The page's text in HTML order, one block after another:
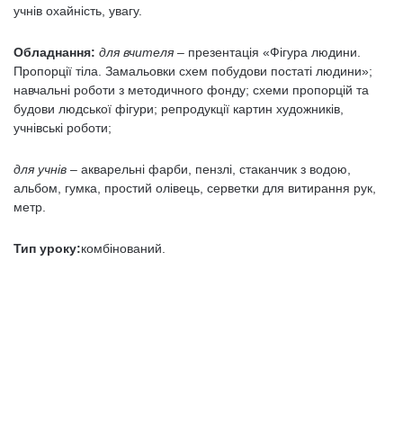
учнів охайність, увагу.
Обладнання: для вчителя – презентація «Фігура людини.
Пропорції тіла. Замальовки схем побудови постаті людини»;
навчальні роботи з методичного фонду; схеми пропорцій та
будови людської фігури; репродукції картин художників,
учнівські роботи;
для учнів – акварельні фарби, пензлі, стаканчик з водою,
альбом, гумка, простий олівець, серветки для витирання рук,
метр.
Тип уроку:комбінований.